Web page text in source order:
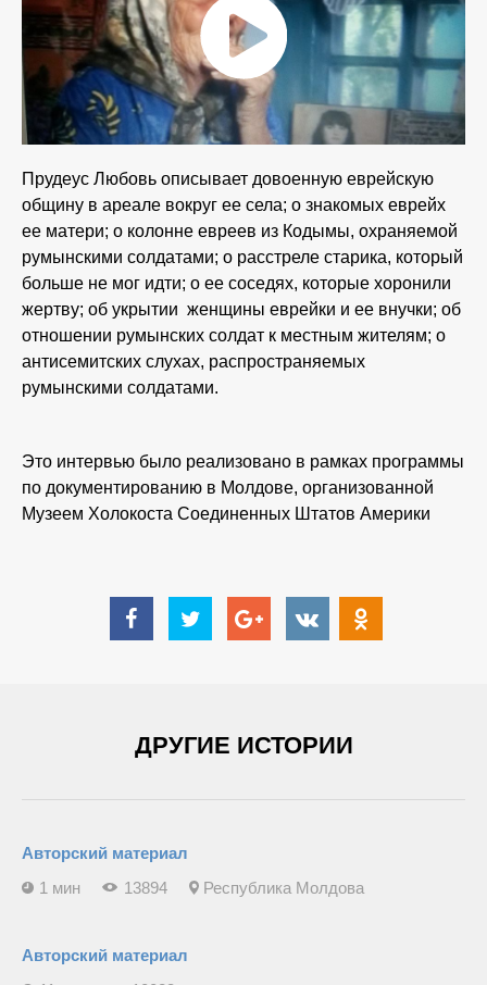
Прудеус Любовь описывает довоенную еврейскую
общину в ареале вокруг ее села; о знакомых еврейх
ее матери; о колонне евреев из Кодымы, охраняемой
румынскими солдатами; о расстреле старика, который
больше не мог идти; о ее соседях, которые хоронили
жертву; об укрытии женщины еврейки и ее внучки; об
отношении румынских солдат к местным жителям; о
антисемитских слухах, распространяемых
румынскими солдатами.
Это интервью было реализовано в рамках программы
по документированию в Молдове, организованной
Музеем Холокоста Соединенных Штатов Америки
ДРУГИЕ ИСТОРИИ
Авторский материал
1 мин
13894 Республика Молдова
Авторский материал